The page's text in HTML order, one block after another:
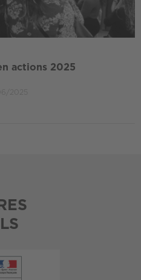
actions 2025
2025